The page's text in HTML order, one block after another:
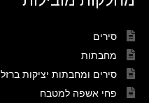
סירים
מחבתות
סירים ומחבתות יציקות ברזל
פחי אשפה למטבח